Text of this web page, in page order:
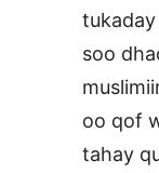
tukaday
soo
oo qof
tahay